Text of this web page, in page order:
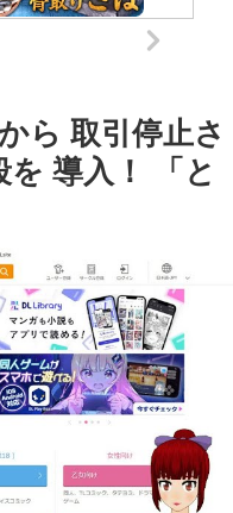
ら 取引停止さ
導入！ 「と